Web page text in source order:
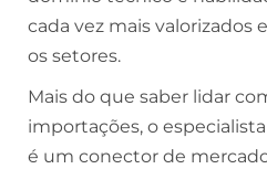
cada vez mais valorizados
os setores.
Mais do que saber lidar
importações, o
é um conector de